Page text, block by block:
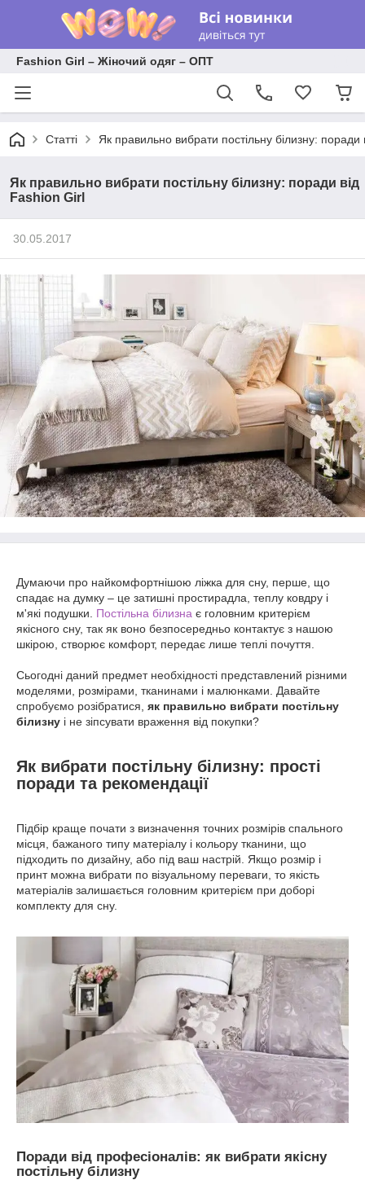
Fashion Girl – Жіночий одяг – ОПТ
Статті Як правильно вибрати постільну білизну: поради
Як правильно вибрати постільну білизну: поради від
Fashion Girl
30.05.2017
Думаючи про найкомфортнішою ліжка для сну, перше, що
спадає на думку – це затишні простирадла, теплу ковдру і
м'які подушки. Постільна білизна є головним критерієм
якісного сну, так як воно безпосередньо контактує з нашою
шкірою, створює комфорт, передає лише теплі почуття.
Сьогодні даний предмет необхідності представлений різними
моделями, розмірами, тканинами і малюнками. Давайте
спробуємо розібратися, як правильно вибрати постільну
білизну і не зіпсувати враження від покупки?
Як вибрати постільну білизну: прості
поради та рекомендації
Підбір краще почати з визначення точних розмірів спального
місця, бажаного типу матеріалу і кольору тканини, що
підходить по дизайну, або під ваш настрій. Якщо розмір і
принт можна вибрати по візуальному переваги, то якість
матеріалів залишається головним критерієм при доборі
комплекту для сну.
Поради від професіоналів: як вибрати якісну
постільну білизну